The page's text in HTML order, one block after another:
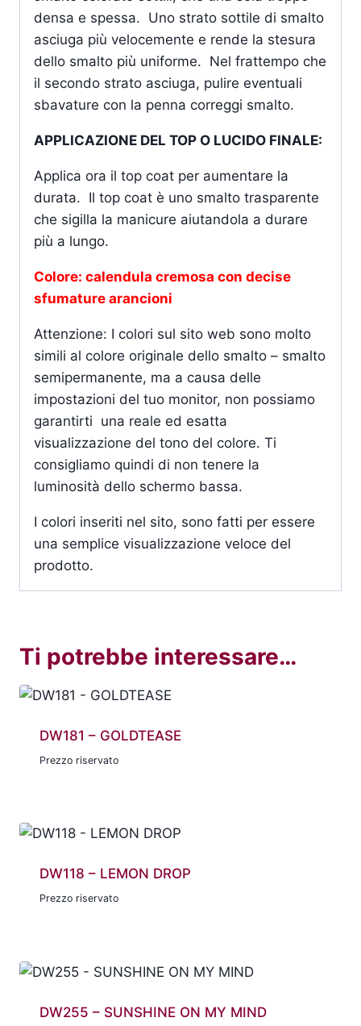
densa e spessa. Uno strato sottile di smalto
asciuga più velocemente e rende la stesura
dello smalto più uniforme. Nel frattempo che
il secondo strato asciuga, pulire eventuali
sbavature con la penna correggi smalto.
APPLICAZIONE DEL TOP O LUCIDO FINALE:
Applica ora il top coat per aumentare la
durata. Il top coat è uno smalto trasparente
che sigilla la manicure aiutandola a durare
più a lungo.
Colore: calendula cremosa con decise
sfumature arancioni
Attenzione: I colori sul sito web sono molto
simili al colore originale dello smalto – smalto
semipermanente, ma a causa delle
impostazioni del tuo monitor, non possiamo
garantirti una reale ed esatta
visualizzazione del tono del colore. Ti
consigliamo quindi di non tenere la
luminosità dello schermo bassa.
I colori inseriti nel sito, sono fatti per essere
una semplice visualizzazione veloce del
prodotto.
Ti potrebbe interessare…
DW181 – GOLDTEASE
Prezzo riservato
DW118 – LEMON DROP
Prezzo riservato
DW255 – SUNSHINE ON MY MIND